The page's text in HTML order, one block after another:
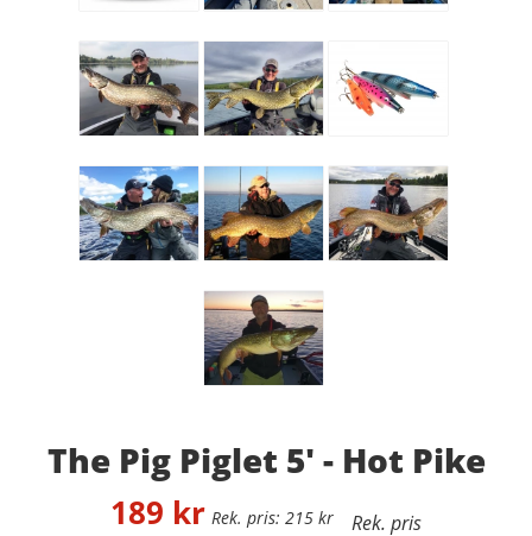
The Pig Piglet 5' - Hot Pike
215 kr
189 kr